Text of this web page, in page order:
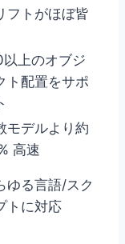
フトがほぼ皆
以上のオブジ
ト配置をサポ
モデルより約
高速
ゆる言語/スク
トに対応